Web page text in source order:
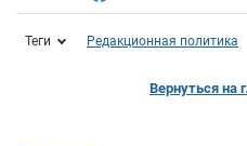
Теги Редакционная политика
Вернуться на